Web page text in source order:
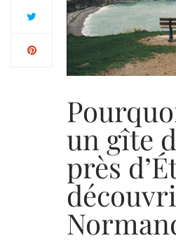
un gîte
près